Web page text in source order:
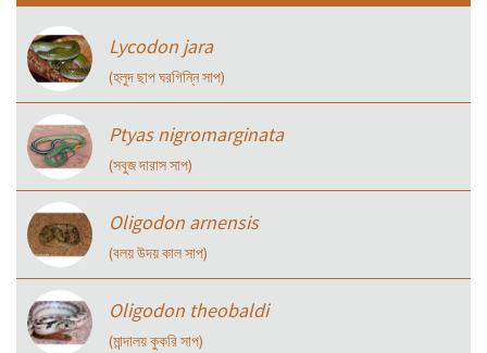
Lycodon jara
(হলুদ ছাপ ঘরগিন্নি সাপ)
Ptyas nigromarginata
(সবুজ দারাস সাপ)
Oligodon arnensis
(বলয় উদয় কাল সাপ)
Oligodon theobaldi
(মান্দালয় কুকরি সাপ)